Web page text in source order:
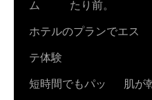
ム
たり前。
ホテルのプランでエス
テ体験
短時間でもパッ
肌が